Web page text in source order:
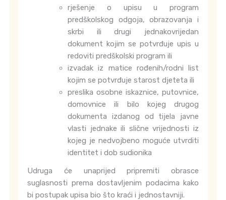
rješenje o upisu u program
predškolskog odgoja, obrazovanja i
skrbi ili drugi jednakovrijedan
dokument kojim se potvrđuje upis u
redoviti predškolski program ili
izvadak iz matice rođenih/rodni list
kojim se potvrđuje starost djeteta ili
preslika osobne iskaznice, putovnice,
domovnice ili bilo kojeg drugog
dokumenta izdanog od tijela javne
vlasti jednake ili slične vrijednosti iz
kojeg je nedvojbeno moguće utvrditi
identitet i dob sudionika
Udruga će unaprijed pripremiti obrasce
suglasnosti prema dostavljenim podacima kako
bi postupak upisa bio što kraći i jednostavniji.